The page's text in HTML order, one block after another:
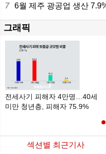
7 6월 제주 광공업 생산 7.9%↑…
그래픽
전세사기 피해자 4만명…40세
미만 청년층, 피해자 75.9%
섹션별 최근기사